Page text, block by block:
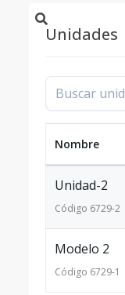
Unidades
Nombre
Unidad-2
Código 6729-2
Modelo 2
Código 6729-1